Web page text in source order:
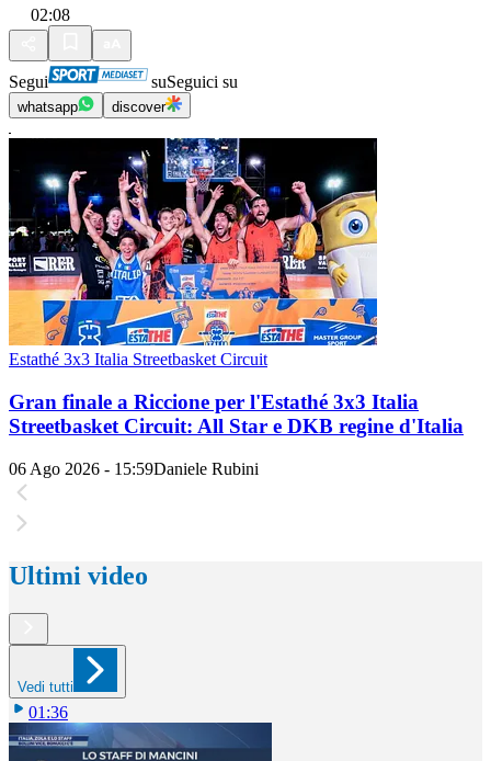
02:08
Segui suSeguici su
whatsapp discover
Estathé 3x3 Italia Streetbasket Circuit
Gran finale a Riccione per l'Estathé 3x3 Italia
Streetbasket Circuit: All Star e DKB regine d'Italia
06 Ago 2026 - 15:59Daniele Rubini
Ultimi video
Vedi tutti
01:36